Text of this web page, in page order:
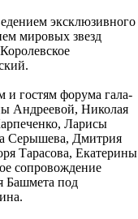
эксклюзивного
мировых звезд
и гостям форума гала-
Андреевой, Николая
Ларисы
Серышева, Дмитрия
Тарасова, Екатерины
сопровождение
Башмета под